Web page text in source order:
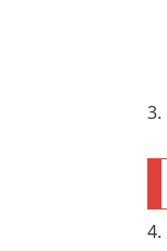
3.
4.